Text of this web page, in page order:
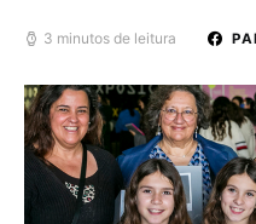
3 minutos de leitura